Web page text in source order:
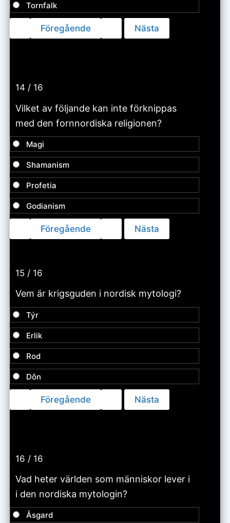
Tornfalk
14 / 16
Vilket av följande kan inte förknippas
med den fornnordiska religionen?
Magi
Shamanism
Profetia
Godianism
15 / 16
Vem är krigsguden i nordisk mytologi?
Týr
Erlik
Rod
Dôn
16 / 16
Vad heter världen som människor lever i
i den nordiska mytologin?
Åsgard